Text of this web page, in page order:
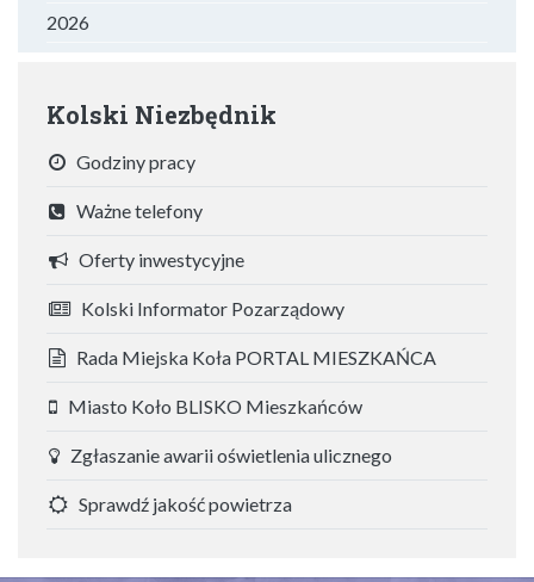
2026
Kolski Niezbędnik
Godziny pracy
Ważne telefony
Oferty inwestycyjne
Kolski Informator Pozarządowy
Rada Miejska Koła PORTAL MIESZKAŃCA
Miasto Koło BLISKO Mieszkańców
Zgłaszanie awarii oświetlenia ulicznego
Sprawdź jakość powietrza